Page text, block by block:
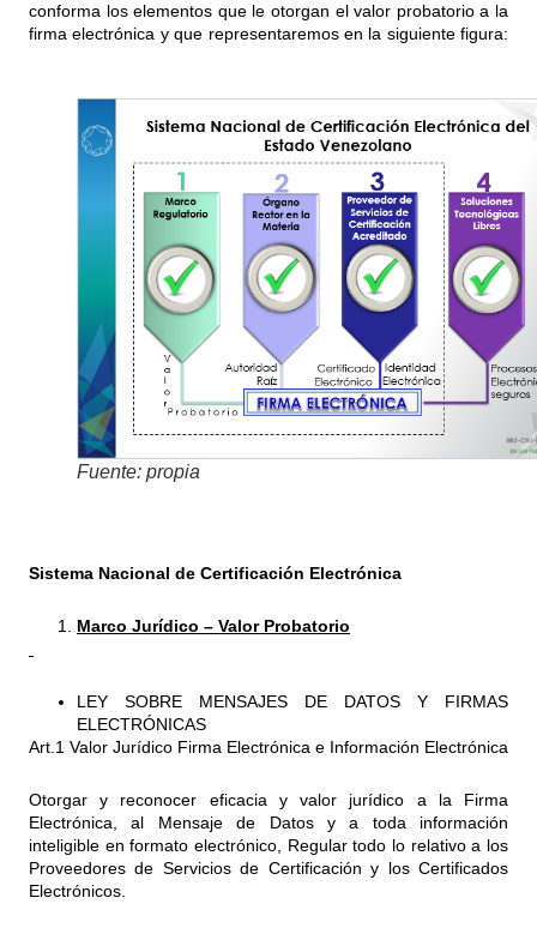
conforma los elementos que le otorgan el valor probatorio a la
firma electrónica y que representaremos en la siguiente figura:
Fuente: propia
Sistema Nacional de Certificación Electrónica
Marco Jurídico – Valor Probatorio
LEY SOBRE MENSAJES DE DATOS Y FIRMAS
ELECTRÓNICAS
Art.1 Valor Jurídico Firma Electrónica e Información Electrónica
Otorgar y reconocer eficacia y valor jurídico a la Firma
Electrónica, al Mensaje de Datos y a toda información
inteligible en formato electrónico, Regular todo lo relativo a los
Proveedores de Servicios de Certificación y los Certificados
Electrónicos.